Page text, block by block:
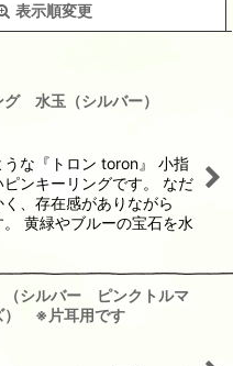
表示順変更
水玉（シルバー）
な『トロン toron』 小指
ンキーリングです。 なだ
、存在感がありながら
黄緑やブルーの宝石を水
シルバー ピンクトルマ
） ※片耳用です